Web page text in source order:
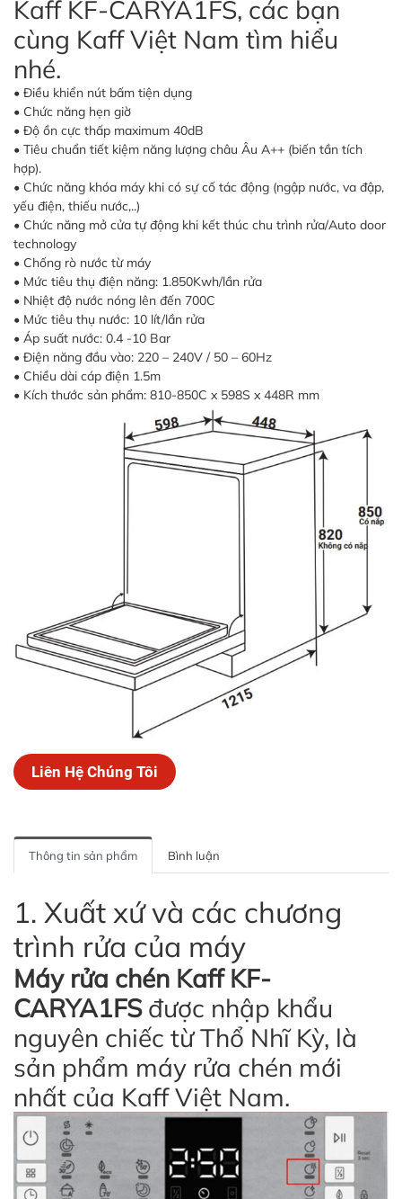
Kaff KF-CARYA1FS, các bạn
cùng Kaff Việt Nam tìm hiểu
nhé.
• Điều khiển nút bấm tiện dụng
• Chức năng hẹn giờ
• Độ ồn cực thấp maximum 40dB
• Tiêu chuẩn tiết kiệm năng lượng châu Âu A++ (biến tần tích
hợp).
• Chức năng khóa máy khi có sự cố tác động (ngập nước, va đập,
yếu điện, thiếu nước,..)
• Chức năng mở cửa tự động khi kết thúc chu trình rửa/Auto door
technology
• Chống rò nước từ máy
• Mức tiêu thụ điện năng: 1.850Kwh/lần rửa
• Nhiệt độ nước nóng lên đến 700C
• Mức tiêu thụ nước: 10 lít/lần rửa
• Áp suất nước: 0.4 -10 Bar
• Điện năng đầu vào: 220 – 240V / 50 – 60Hz
• Chiều dài cáp điện 1.5m
• Kích thước sản phẩm: 810-850C x 598S x 448R mm
Liên Hệ Chúng Tôi
Thông tin sản phẩm Bình luận
1. Xuất xứ và các chương
trình rửa của máy
Máy rửa chén Kaff KF-
CARYA1FSđược nhập khẩu
nguyên chiếc từ Thổ Nhĩ Kỳ, là
sản phẩm máy rửa chén mới
nhất của Kaff Việt Nam.